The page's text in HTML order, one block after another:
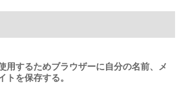
用するためブラウザーに自分の名前、メ
トを保存する。